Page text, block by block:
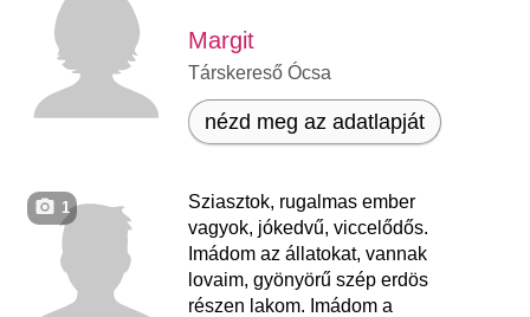
Margit
Társkereső Ócsa
nézd meg az adatlapját
1
Sziasztok, rugalmas ember
vagyok, jókedvű, viccelődős.
Imádom az állatokat, vannak
lovaim, gyönyörű szép erdös
részen lakom. Imádom a